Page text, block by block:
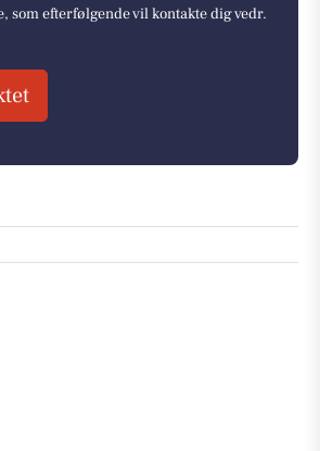
som efterfølgende vil kontakte dig vedr.